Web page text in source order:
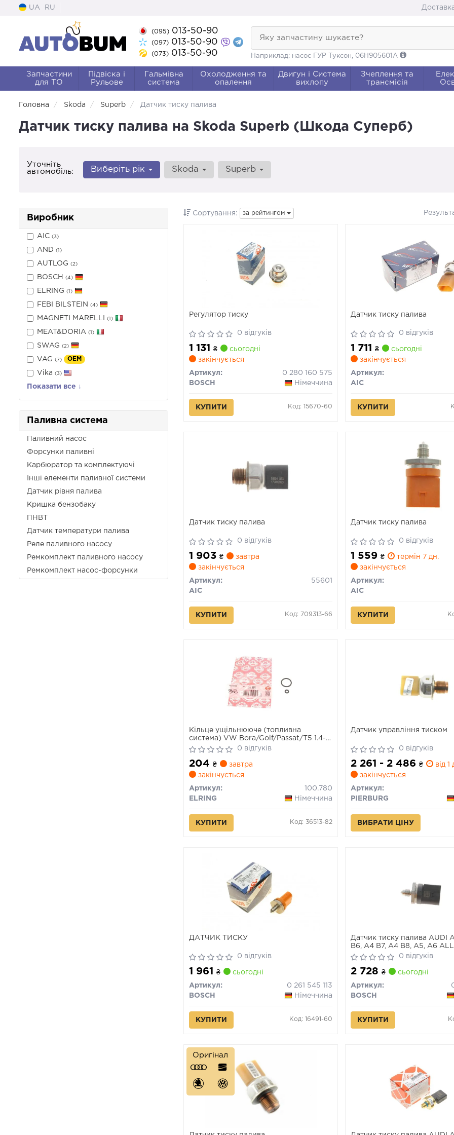
UA RU
(095)013-50-90
(097)013-50-90
(073)013-50-90
Яку запчастину шукаєте?
Наприклад: насос ГУР Туксон, 06H905601A
Запчастини
для ТО
Підвіска і
Рульове
Гальмівна
система
Охолодження та
опалення
Двигун і Система
вихлопу
Зчеплення та
трансмісія
Головна Skoda Superb Датчик тиску палива
Датчик тиску палива на Skoda Superb (Шкода Суперб)
Уточніть
автомобіль:
Виберіть рік Skoda Superb
Виробник
AIC (3)
AND (1)
AUTLOG (2)
BOSCH (4)
ELRING (1)
FEBI BILSTEIN (4)
MAGNETI MARELLI (1)
MEAT&DORIA (1)
SWAG (2)
VAG (7) OEM
Vika (3)
Показати все ↓
Паливна система
Паливний насос
Форсунки паливні
Карбюратор та комплектуючі
Інші елементи паливної системи
Датчик рівня палива
Кришка бензобаку
ПНВТ
Датчик температури палива
Реле паливного насосу
Ремкомплект паливного насосу
Ремкомплект насос-форсунки
Сортування: за рейтингом
Регулятор тиску
0 відгуків
1 131 ₴
сьогодні
закінчується
Артикул:
0 280 160 575
BOSCH
Німеччина
КУПИТИ Код: 15670-60
Датчик тиску палива
0 відгуків
1 711₴
сьогодні
закінчується
Артикул:
AIC
КУПИТИ
Датчик тиску палива
0 відгуків
1 903 ₴
завтра
закінчується
Артикул:
55601
AIC
КУПИТИ Код: 709313-66
Датчик тиску палива
0 відгуків
1 559₴
термін 7 дн.
закінчується
Артикул:
AIC
КУПИТИ
Кільце ущільнююче (топливна
система) VW Bora/Golf/Passat/T5 1.4-
3.2 91-09 (к-кт0 відгуків
204 ₴
завтра
закінчується
Артикул:
100.780
ELRING
Німеччина
КУПИТИ Код: 36513-82
Датчик управління тиском
0 відгуків
2 261 - 2 486₴
від 1
закінчується
Артикул:
PIERBURG
ВИБРАТИ ЦІНУ
ДАТЧИК ТИСКУ
0 відгуків
1 961 ₴ сьогодні
Артикул:
0 261 545 113
BOSCH
Німеччина
КУПИТИ Код: 16491-60
Датчик тиску палива AUDI
B6, A4 B7, A4 B8, A5, A6
A6 C6, A6 C7, A7, A8 D3, Q5,
SPYDER, TT PORSCHE
ALTEA, ALTEA XL, EXEO,
0 відгуків
2 728₴ сьогодні
Артикул:
BOSCH
КУПИТИ
Оригінал